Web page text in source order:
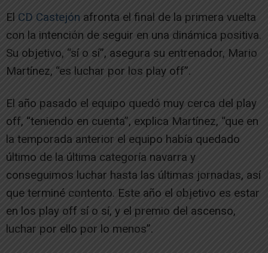
El CD Castejón afronta el final de la primera vuelta
con la intención de seguir en una dinámica positiva.
Su objetivo, “sí o sí”, asegura su entrenador, Mario
Martínez, “es luchar por los play off”.
El año pasado el equipo quedó muy cerca del play
off, “teniendo en cuenta”, explica Martínez, “que en
la temporada anterior el equipo había quedado
último de la última categoría navarra y
conseguimos luchar hasta las últimas jornadas, así
que terminé contento. Este año el objetivo es estar
en los play off sí o sí, y el premio del ascenso,
luchar por ello por lo menos”.